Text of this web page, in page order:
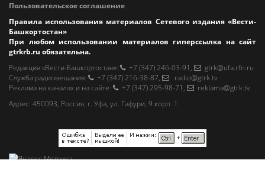
Пользовательское соглашение
Правила использования материалов Сетевого издания «Вести-
Башкортостан»
При любом использовании материалов гиперссылка на сайт
gtrkrb.ru обязательна.
Редакция «Вести-Башкортостан»: +7 (347) 246-03-91 ,
gtrk@ufa.rfn.ru
Cлужба радиовещания: +7 (347) 216-38-87,
radio@gtrk.tv
Реклама на каналах и на сайте: +7 (347) 295-98-71 ,
reklama@gtrk.tv
Адрес: 450093, Россия, г. Уфа, ул. Гафури, 9 корп. 1